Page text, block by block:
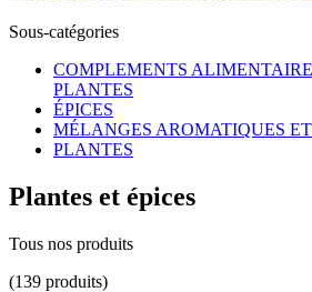
Sous-catégories
COMPLEMENTS
PLANTES
ÉPICES
MÉLANGES AROMATIQUES
PLANTES
Plantes et épices
Tous nos produits
(139 produits)